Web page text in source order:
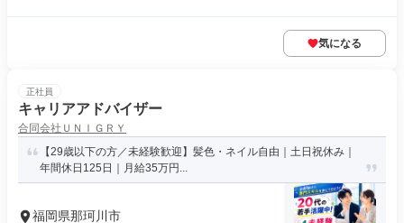
気になる
正社員
キャリアアドバイザー
合同会社ＵＮＩＧＲＹ
【29歳以下の方／未経験歓迎】髪色・ネイル自由｜土日祝休み｜
年間休日125日｜月給35万円...
福岡県那珂川市